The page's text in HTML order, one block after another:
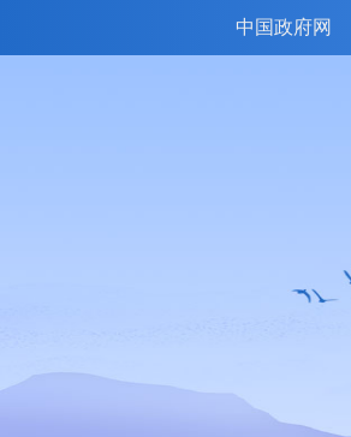
中国政府网